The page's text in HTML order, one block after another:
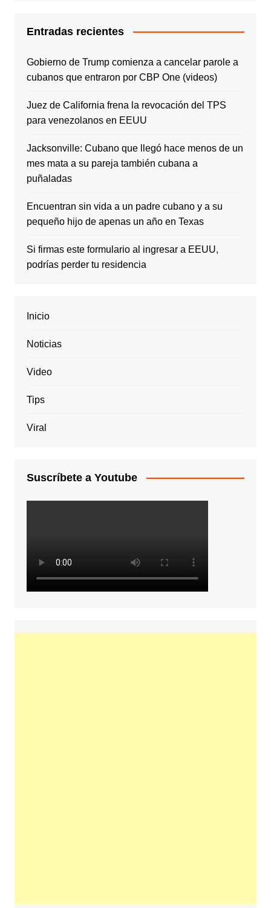
Entradas recientes
Gobierno de Trump comienza a cancelar parole a
cubanos que entraron por CBP One (videos)
Juez de California frena la revocación del TPS
para venezolanos en EEUU
Jacksonville: Cubano que llegó hace menos de un
mes mata a su pareja también cubana a
puñaladas
Encuentran sin vida a un padre cubano y a su
pequeño hijo de apenas un año en Texas
Si firmas este formulario al ingresar a EEUU,
podrías perder tu residencia
Inicio
Noticias
Video
Tips
Viral
Suscríbete a Youtube